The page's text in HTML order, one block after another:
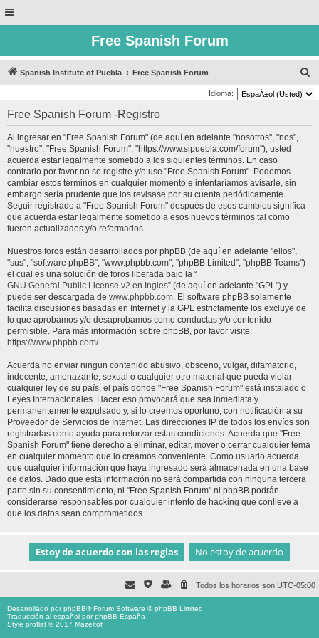
Free Spanish Forum
Spanish Institute of Puebla Free Spanish Forum
u
Idioma:
Free Spanish Forum -Registro
Al ingresar en "Free Spanish Forum" (de aquí en adelante "nosotros", "nos",
"nuestro", "Free Spanish Forum", "https://www.sipuebla.com/forum"), usted
acuerda estar legalmente sometido a los siguientes términos. En caso
contrario por favor no se registre y/o use "Free Spanish Forum". Podemos
cambiar estos términos en cualquier momento e intentaríamos avisarle, sin
embargo sería prudente que los revisase por su cuenta periódicamente.
Seguir registrado a "Free Spanish Forum" después de esos cambios significa
que acuerda estar legalmente sometido a esos nuevos términos tal como
fueron actualizados y/o reformados.
Nuestros foros están desarrollados por phpBB (de aquí en adelante "ellos",
"sus", "software phpBB", "www.phpbb.com", "phpBB Limited", "phpBB Teams")
el cual es una solución de foros liberada bajo la “
GNU General Public License v2 en Ingles” (de aquí en adelante "GPL") y
puede ser descargada de www.phpbb.com. El software phpBB solamente
facilita discusiones basadas en Internet y la GPL estrictamente los excluye de
lo que aprobamos y/o desaprobamos como conductas y/o contenido
permisible. Para más información sobre phpBB, por favor visite:
https://www.phpbb.com/.
Acuerda no enviar ningun contenido abusivo, obsceno, vulgar, difamatorio,
indecente, amenazante, sexual o cualquier otro material que pueda violar
cualquier ley de su país, el país donde "Free Spanish Forum" está instalado o
Leyes Internacionales. Hacer eso provocará que sea inmediata y
permanentemente expulsado y, si lo creemos oportuno, con notificación a su
Proveedor de Servicios de Internet. Las direcciones IP de todos los envíos son
registradas como ayuda para reforzar estas condiciones. Acuerda que "Free
Spanish Forum" tiene derecho a eliminar, editar, mover o cerrar cualquier tema
en cualquier momento que lo creamos conveniente. Como usuario acuerda
que cualquier información que haya ingresado será almacenada en una base
de datos. Dado que esta información no será compartida con ninguna tercera
parte sin su consentimiento, ni "Free Spanish Forum" ni phpBB podrán
considerarse responsables por cualquier intento de hacking que conlleve a
que los datos sean comprometidos.
Todos los horarios son UTC-05:00
Desarrollado porphpBB® Forum Software © phpBB Limited
Traducción al español porphpBB España
Style proflat © 2017 Mazeltof